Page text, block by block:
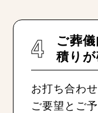
4
ご葬
積り
お打ち合わ
ご要望とご